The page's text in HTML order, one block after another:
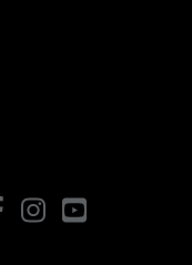
FacebookInstagramYouTube